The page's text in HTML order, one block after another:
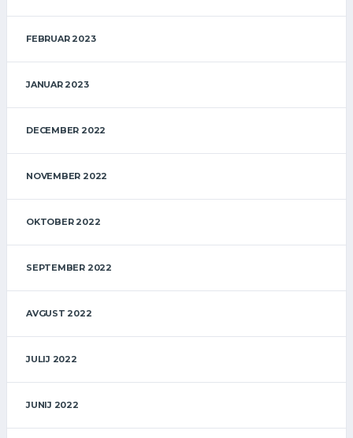
FEBRUAR 2023
JANUAR 2023
DECEMBER 2022
NOVEMBER 2022
OKTOBER 2022
SEPTEMBER 2022
AVGUST 2022
JULIJ 2022
JUNIJ 2022